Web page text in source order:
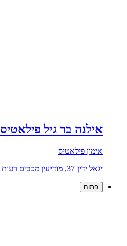
אילנה בר גיל פילאטיס
אימון פילאטיס
יגאל ידין 37, מודיעין מכבים רעות
פתוח